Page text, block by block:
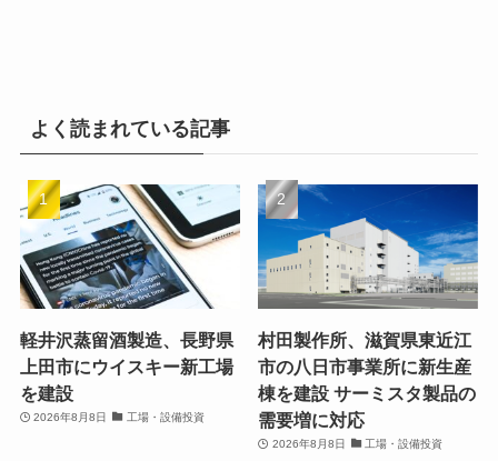
よく読まれている記事
軽井沢蒸留酒製造、長野県
上田市にウイスキー新工場
を建設
2026年8月8日 工場・設備投資
村田製作所、滋賀県東近江
市の八日市事業所に新生産
棟を建設 サーミスタ製品の
需要増に対応
2026年8月8日 工場・設備投資